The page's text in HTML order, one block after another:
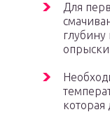
Для
глубину